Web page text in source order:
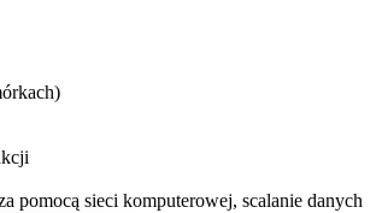
pomocą sieci komputerowej, scalanie danych